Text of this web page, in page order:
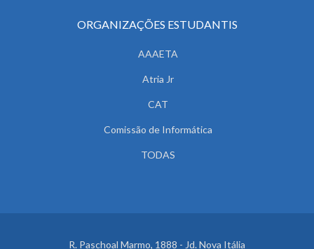
ORGANIZAÇÕES ESTUDANTIS
AAAETA
Atria Jr
CAT
Comissão de Informática
TODAS
R. Paschoal Marmo, 1888 - Jd. Nova Itália